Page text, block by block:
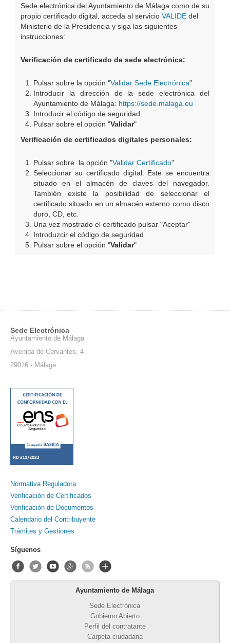
Sede electrónica del Ayuntamiento de Málaga como de su
propio certificado digital, acceda al servicio VALIDE del
Ministerio de la Presidencia y siga las siguientes
instrucciones:
Verificación de certificado de sede electrónica:
Pulsar sobre la opción "Validar Sede Electrónica"
Introducir la dirección de la sede electrónica del
Ayuntamiento de Málaga: https://sede.malaga.eu
Introducir el código de seguridad
Pulsar sobre el opción "Validar"
Verificación de certificados digitales personales:
Pulsar sobre la opción "Validar Certificado"
Seleccionar su certificado digital. Este se encuentra
situado en el almacén de claves del navegador.
También existe la posibilidad de seleccionar el
certificado situado en un almacén externo como disco
duro, CD, etc.
Una vez mostrado el certificado pulsar "Aceptar"
Introduzcir el código de seguridad
Pulsar sobre el opción "Validar"
Sede Electrónica
Ayuntamiento de Málaga
Avenida de Cervantes, 4
29016 - Málaga
Normativa Reguladora
Verificación de Certificados
Verificación de Documentos
Calendario del Contribuyente
Trámites y Gestiones
Síguenos
Ayuntamiento de Málaga
Sede Electrónica
Gobierno Abierto
Perfil del contratante
Carpeta ciudadana